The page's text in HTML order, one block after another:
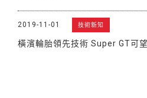
2019-11-01 技術新知
橫濱輪胎領先技術 Super GT可